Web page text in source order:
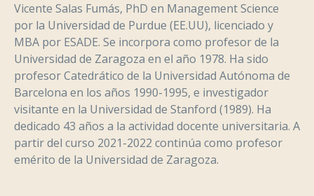
Vicente Salas Fumás, PhD en Management Science
por la Universidad de Purdue (EE.UU), licenciado y
MBA por ESADE. Se incorpora como profesor de la
Universidad de Zaragoza en el año 1978. Ha sido
profesor Catedrático de la Universidad Autónoma de
Barcelona en los años 1990-1995, e investigador
visitante en la Universidad de Stanford (1989). Ha
dedicado 43 años a la actividad docente universitaria. A
partir del curso 2021-2022 continúa como profesor
emérito de la Universidad de Zaragoza.